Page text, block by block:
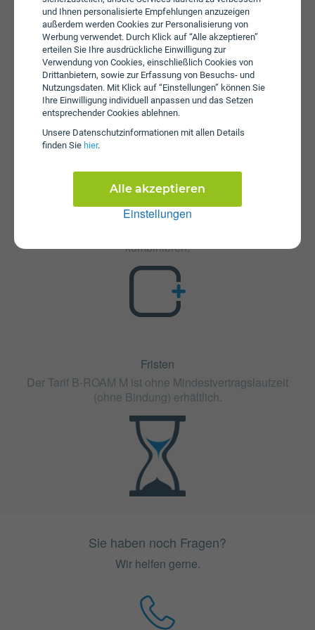
und Ihnen personalisierte Empfehlungen anzuzeigen
außerdem werden Cookies zur Personalisierung von
Werbung verwendet. Durch Klick auf “Alle akzeptieren”
erteilen Sie Ihre ausdrückliche Einwilligung zur
Verwendung von Cookies, einschließlich Cookies von
Drittanbietern, sowie zur Erfassung von Besuchs- und
Nutzungsdaten. Mit Klick auf “Einstellungen” können Sie
Ihre Einwilligung individuell anpassen und das Setzen
entsprechender Cookies ablehnen.
Unsere Daten­schutz­informationen mit allen Details
finden Sie hier.
Einstellungen
Alle akzeptieren
aufgebraucht ist können Sie mit 42 Mbit/s weitersurfen.
Zusätzlich fällt beim B-ROAM M eine Aktivierungsgebühr
in Höhe von € 25 an. Es wird keine Servicepauschale
erhoben.
Zusatzpakete
B-ROAM M ist mit verschiedenen Zusatzangeboten
erweiterbar. Mehr über kombinierbare Zusatzprodukte
erfahren Sie in unserm Handytarif-Rechner. Dort können
kombinieren.
Fristen
Der Tarif B-ROAM M ist ohne Mindestvertragslaufzeit
(ohne Bindung) erhältlich.
Sie haben noch Fragen?
Wir helfen gerne.